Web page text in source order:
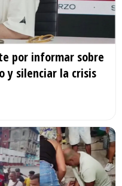
por informar sobre
y silenciar la crisis